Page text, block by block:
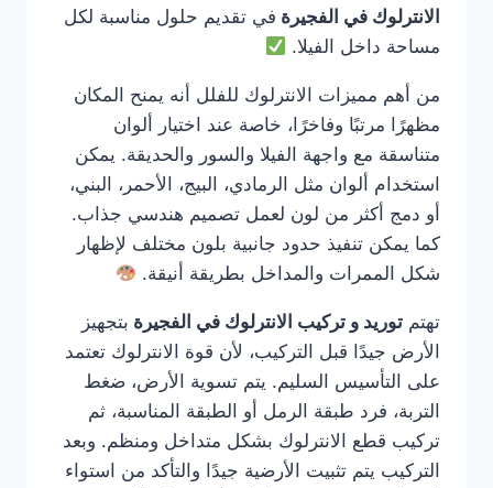
الانترلوك في الفجيرة في تقديم حلول مناسبة لكل
مساحة داخل الفيلا.
من أهم مميزات الانترلوك للفلل أنه يمنح المكان
مظهرًا مرتبًا وفاخرًا، خاصة عند اختيار ألوان
متناسقة مع واجهة الفيلا والسور والحديقة. يمكن
استخدام ألوان مثل الرمادي، البيج، الأحمر، البني،
أو دمج أكثر من لون لعمل تصميم هندسي جذاب.
كما يمكن تنفيذ حدود جانبية بلون مختلف لإظهار
شكل الممرات والمداخل بطريقة أنيقة.
تهتم توريد و تركيب الانترلوك في الفجيرة بتجهيز
الأرض جيدًا قبل التركيب، لأن قوة الانترلوك تعتمد
على التأسيس السليم. يتم تسوية الأرض، ضغط
التربة، فرد طبقة الرمل أو الطبقة المناسبة، ثم
تركيب قطع الانترلوك بشكل متداخل ومنظم. وبعد
التركيب يتم تثبيت الأرضية جيدًا والتأكد من استواء